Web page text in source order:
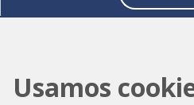
LinkedIn
Usamos